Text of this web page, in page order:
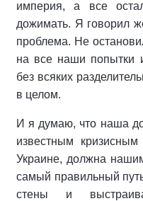
империя, а все
дожимать. Я говорил
проблема. Не
на все наши попытки
без всяких
в целом.
И я думаю, что наша
известным
Украине, должна
самый правильный
стены и